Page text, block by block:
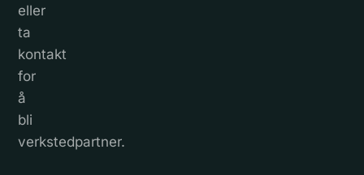
eller
ta
kontakt
for
å
bli
verkstedpartner.